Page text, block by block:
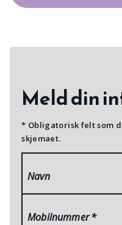
Meld din
* Obligatorisk felt som
skjemaet.
Navn
Mobilnummer*